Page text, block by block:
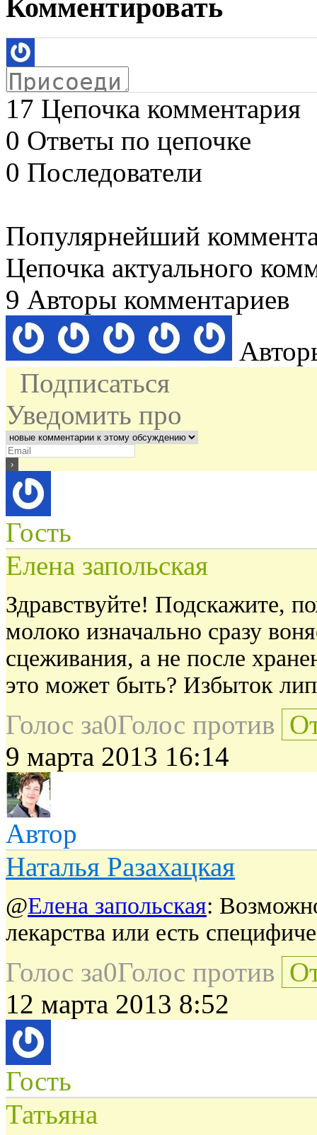
Комментировать
17 Цепочка комментария
0 Ответы по цепочке
0 Последователи
Популярнейший
Цепочка актуального
9 Авторы комментариев
Подписаться
Уведомить про
Гость
Елена запольская
Здравствуйте! Подскажите,
молоко изначально сразу
сцеживания, а не после
это может быть? Избыток
Голос за0Голос против
9 марта 2013 16:14
Автор
Наталья Разахацкая
@Елена запольская:
лекарства или есть
Голос за0Голос против
12 марта 2013 8:52
Гость
Татьяна